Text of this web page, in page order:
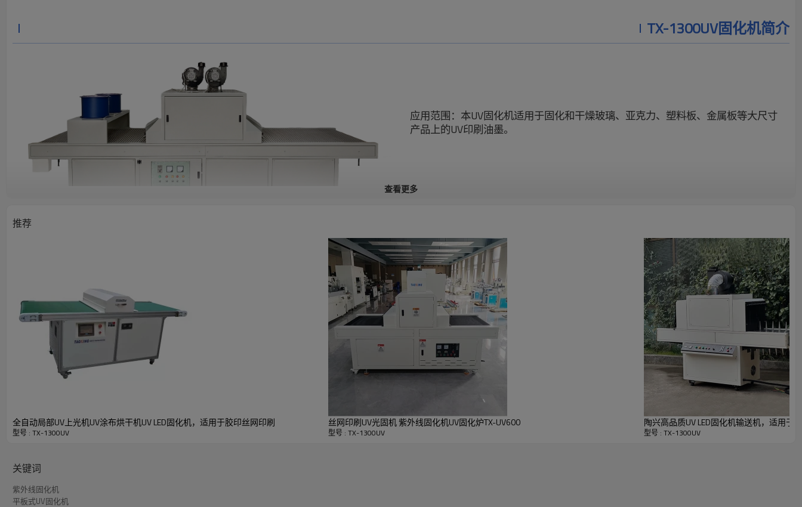
TX-1300UV固化机简介
应用范围：本UV固化机适用于固化和干燥玻璃、亚克力、塑料板、金属板等大尺寸
产品上的UV印刷油墨。
1. 这款UV固化机设计新颖，外观精美，实用操作性极佳，配备知名品牌灯管和变速电机。其固化效果和技术参数远超同类产品；变速电机的操作性和可控性完全能够满足所
需性能。不锈钢输送带是一种高耐磨、耐用的材料。
2.排气系统采用安装在机器顶部的离心风机，提供强劲均匀的排气，有效散热通风。此外，在出料端还安装了2个冷却风机，快速降低固化产品的表面温度，使产品上的图案
和文字更加牢固。
产品详情
查看更多
推荐
全自动局部UV上光机UV涂布烘干机UV LED固化机，适用于胶印丝网印刷
型号 : TX-1300UV
丝网印刷UV光固机 紫外线固化机UV固化炉TX-UV600
型号 : TX-1300UV
陶兴高品质UV LED固化机输送机，适用于
型号 : TX-1300UV
关键词
紫外线固化机
平板式UV固化机